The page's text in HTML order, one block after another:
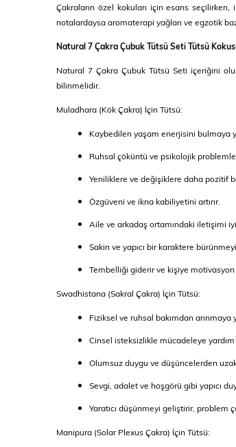
Çakraların özel kokuları için esans
notalardaysa aromaterapi yağları ve egzotik
Natural 7 Çakra Çubuk Tütsü Seti Tütsü
Natural 7 Çakra Çubuk Tütsü Seti içeriğini
bilinmelidir.
Muladhara (Kök Çakra) İçin Tütsü:
Kaybedilen yaşam enerjisini bulmaya
Ruhsal çöküntü ve psikolojik
Yeniliklere ve değişiklere daha pozitif
Özgüveni ve ikna kabiliyetini artırır.
Aile ve arkadaş ortamındaki iletişimi
Sakin ve yapıcı bir karaktere
Tembelliği giderir ve kişiye motivasyon
Swadhistana (Sakral Çakra) İçin Tütsü:
Fiziksel ve ruhsal bakımdan arınmaya
Cinsel isteksizlikle mücadeleye yardım
Olumsuz duygu ve düşüncelerden
Sevgi, adalet ve hoşgörü gibi yapıcı
Yaratıcı düşünmeyi geliştirir, problem
Manipura (Solar Plexus Çakra) İçin Tütsü: